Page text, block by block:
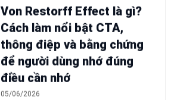
Von Restorff Effect là gì?
Cách làm nổi bật CTA,
thông điệp và bằng chứng
để người dùng nhớ đúng
điều cần nhớ
05/06/2026